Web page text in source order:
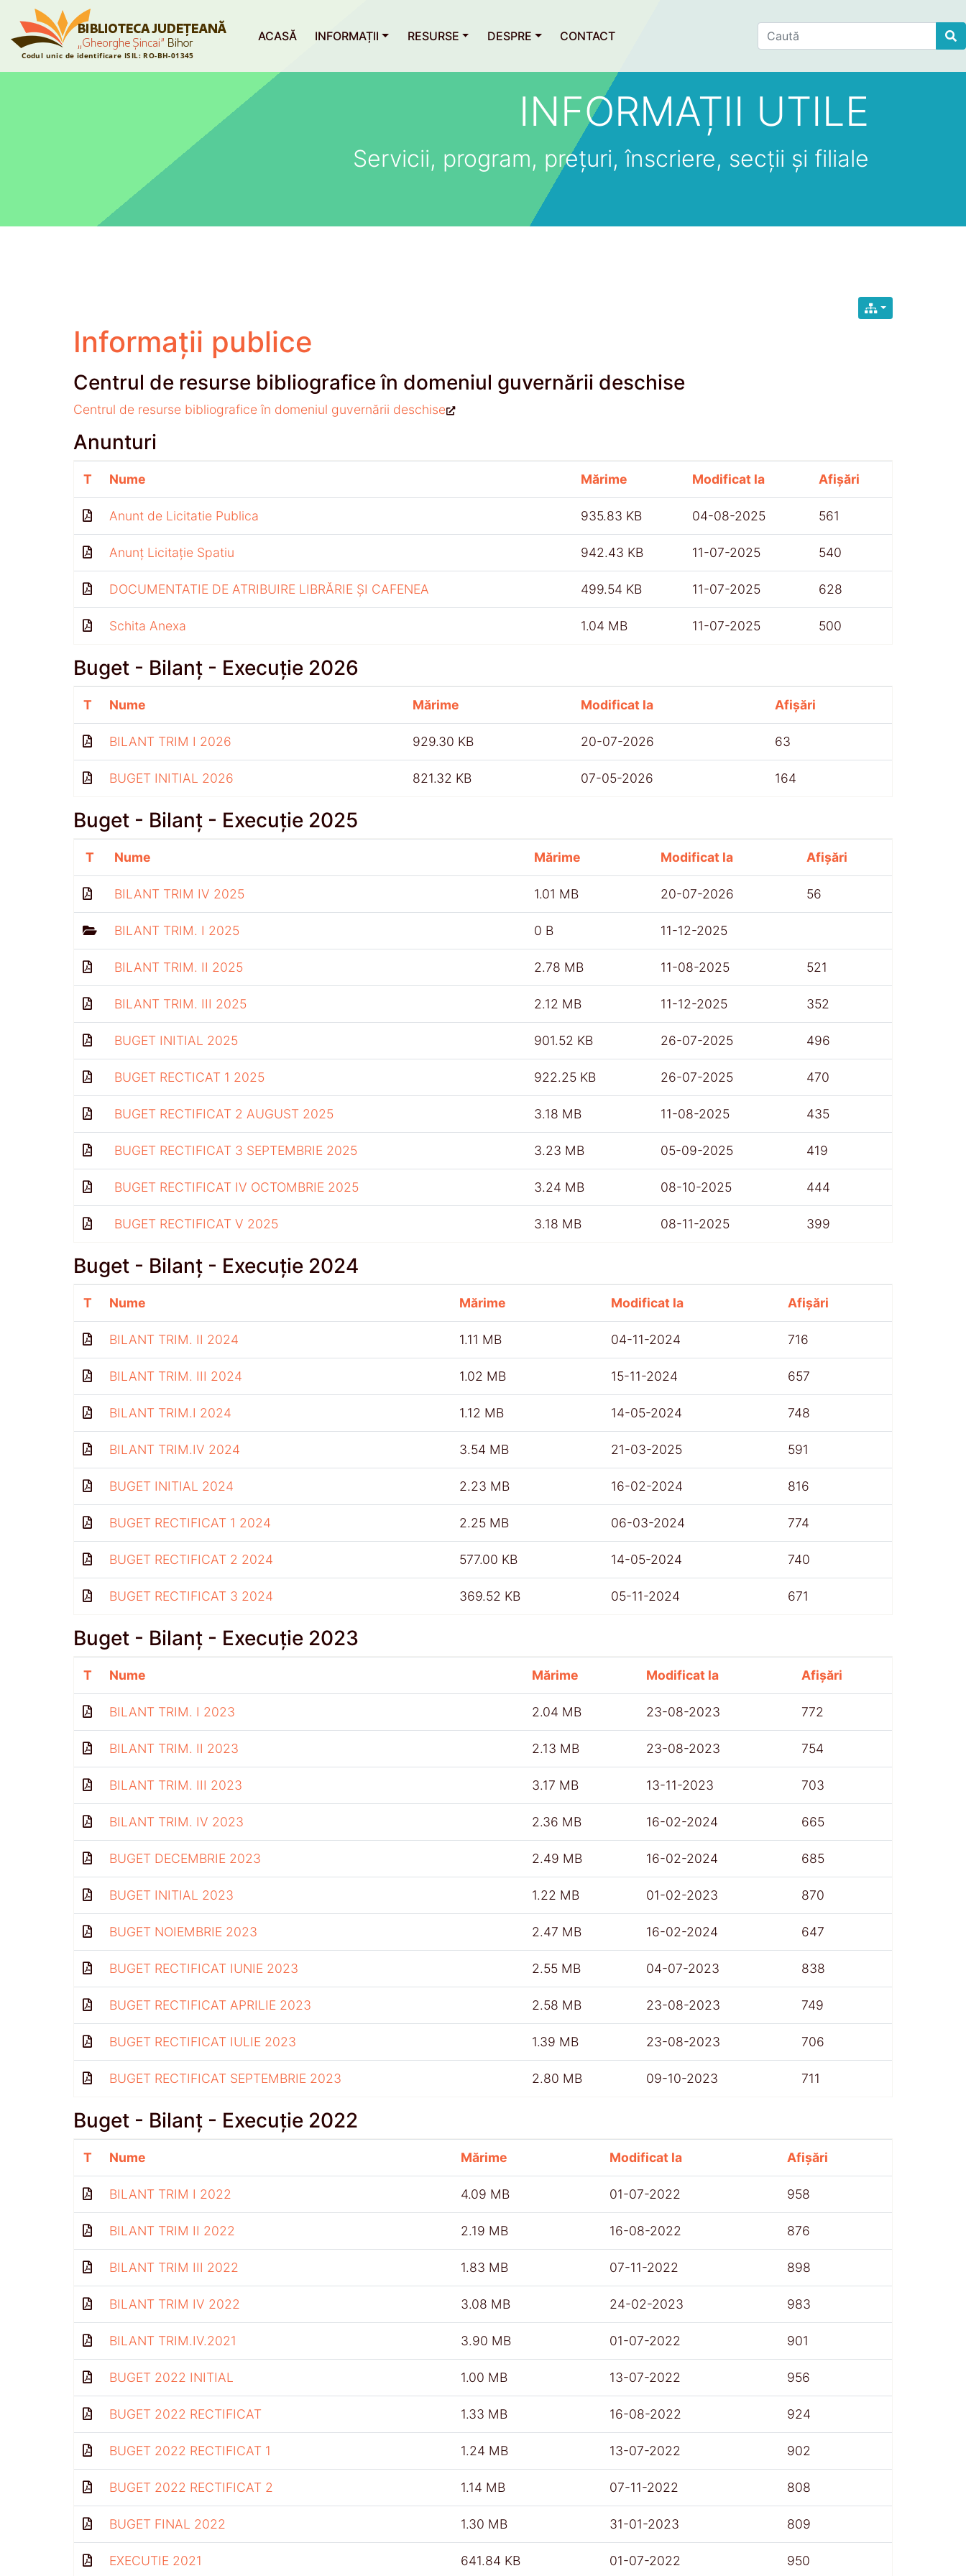
ACASĂ INFORMAȚII RESURSE DESPRE CONTACT
Find
INFORMAȚII UTILE
Servicii, program, prețuri, înscriere, secții și filiale
Informații publice
Centrul de resurse bibliografice în domeniul guvernării deschise
Centrul de resurse bibliografice în domeniul guvernării deschise
Anunturi
T Nume Mărime Modificat la Afișări
Anunt de Licitatie Publica 935.83 KB 04-08-2025 561
Anunț Licitație Spatiu 942.43 KB 11-07-2025 540
DOCUMENTATIE DE ATRIBUIRE LIBRĂRIE ȘI CAFENEA 499.54 KB 11-07-2025 628
Schita Anexa 1.04 MB 11-07-2025 500
Buget - Bilanț - Execuție 2026
T Nume Mărime Modificat la Afișări
BILANT TRIM I 2026 929.30 KB 20-07-2026 63
BUGET INITIAL 2026 821.32 KB 07-05-2026 164
Buget - Bilanț - Execuție 2025
T Nume Mărime Modificat la Afișări
BILANT TRIM IV 2025 1.01 MB 20-07-2026 56
BILANT TRIM. I 2025 0 B 11-12-2025
BILANT TRIM. II 2025 2.78 MB 11-08-2025 521
BILANT TRIM. III 2025 2.12 MB 11-12-2025 352
BUGET INITIAL 2025 901.52 KB 26-07-2025 496
BUGET RECTICAT 1 2025 922.25 KB 26-07-2025 470
BUGET RECTIFICAT 2 AUGUST 2025 3.18 MB 11-08-2025 435
BUGET RECTIFICAT 3 SEPTEMBRIE 2025 3.23 MB 05-09-2025 419
BUGET RECTIFICAT IV OCTOMBRIE 2025 3.24 MB 08-10-2025 444
BUGET RECTIFICAT V 2025 3.18 MB 08-11-2025 399
Buget - Bilanț - Execuție 2024
T Nume Mărime Modificat la Afișări
BILANT TRIM. II 2024 1.11 MB 04-11-2024 716
BILANT TRIM. III 2024 1.02 MB 15-11-2024 657
BILANT TRIM.I 2024 1.12 MB 14-05-2024 748
BILANT TRIM.IV 2024 3.54 MB 21-03-2025 591
BUGET INITIAL 2024 2.23 MB 16-02-2024 816
BUGET RECTIFICAT 1 2024 2.25 MB 06-03-2024 774
BUGET RECTIFICAT 2 2024 577.00 KB 14-05-2024 740
BUGET RECTIFICAT 3 2024 369.52 KB 05-11-2024 671
Buget - Bilanț - Execuție 2023
T Nume Mărime Modificat la Afișări
BILANT TRIM. I 2023 2.04 MB 23-08-2023 772
BILANT TRIM. II 2023 2.13 MB 23-08-2023 754
BILANT TRIM. III 2023 3.17 MB 13-11-2023 703
BILANT TRIM. IV 2023 2.36 MB 16-02-2024 665
BUGET DECEMBRIE 2023 2.49 MB 16-02-2024 685
BUGET INITIAL 2023 1.22 MB 01-02-2023 870
BUGET NOIEMBRIE 2023 2.47 MB 16-02-2024 647
BUGET RECTIFICAT IUNIE 2023 2.55 MB 04-07-2023 838
BUGET RECTIFICAT APRILIE 2023 2.58 MB 23-08-2023 749
BUGET RECTIFICAT IULIE 2023 1.39 MB 23-08-2023 706
BUGET RECTIFICAT SEPTEMBRIE 2023 2.80 MB 09-10-2023 711
Buget - Bilanț - Execuție 2022
T Nume Mărime Modificat la Afișări
BILANT TRIM I 2022 4.09 MB 01-07-2022 958
BILANT TRIM II 2022 2.19 MB 16-08-2022 876
BILANT TRIM III 2022 1.83 MB 07-11-2022 898
BILANT TRIM IV 2022 3.08 MB 24-02-2023 983
BILANT TRIM.IV.2021 3.90 MB 01-07-2022 901
BUGET 2022 INITIAL 1.00 MB 13-07-2022 956
BUGET 2022 RECTIFICAT 1.33 MB 16-08-2022 924
BUGET 2022 RECTIFICAT 1 1.24 MB 13-07-2022 902
BUGET 2022 RECTIFICAT 2 1.14 MB 07-11-2022 808
BUGET FINAL 2022 1.30 MB 31-01-2023 809
EXECUTIE 2021 641.84 KB 01-07-2022 950